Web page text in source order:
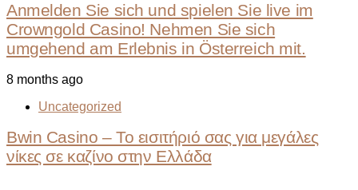
Anmelden Sie sich und spielen Sie live im
Crowngold Casino! Nehmen Sie sich
umgehend am Erlebnis in Österreich mit.
8 months ago
Uncategorized
Bwin Casino – Το εισιτήριό σας για μεγάλες
νίκες σε καζίνο στην Ελλάδα